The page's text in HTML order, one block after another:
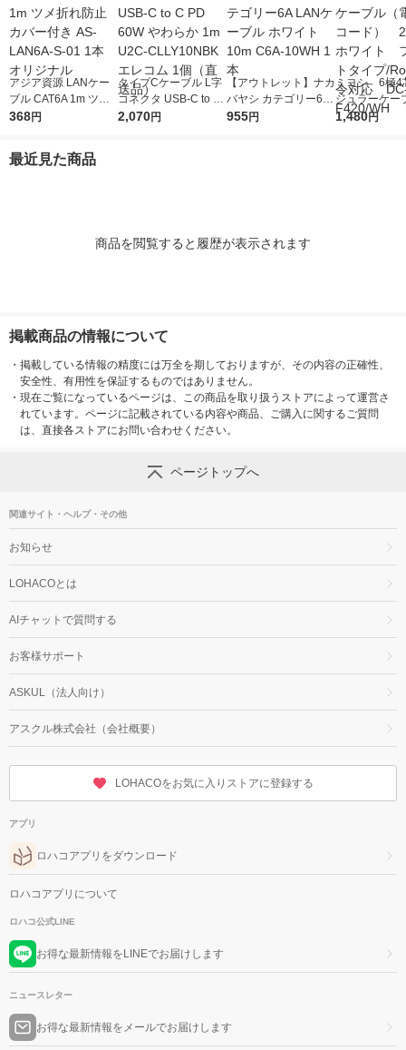
アジア資源 LANケー
ブル CAT6A 1m ツメ
折れ防止カバー付き A
368円
タイプCケーブル L字
コネクタ USB-C to C
PD 60W やわらか 1m
2,070円
【アウトレット】ナカ
バヤシ カテゴリー6A
LANケーブル ホワイ
955円
ミヨシ 6極4
ジュラーケー
話機コード
1,480円
最近見た商品
商品を閲覧すると履歴が表示されます
掲載商品の情報について
・ 掲載している情報の精度には万全を期しておりますが、その内容の正確性、
安全性、有用性を保証するものではありません。
・ 現在ご覧になっているページは、この商品を取り扱うストアによって運営さ
れています。ページに記載されている内容や商品、ご購入に関するご質問
は、直接各ストアにお問い合わせください。
ページトップへ
関連サイト・ヘルプ・その他
お知らせ
LOHACOとは
AIチャットで質問する
お客様サポート
ASKUL（法人向け）
アスクル株式会社（会社概要）
LOHACOをお気に入りストアに登録する
アプリ
ロハコアプリをダウンロード
ロハコアプリについて
ロハコ公式LINE
お得な最新情報をLINEでお届けします
ニュースレター
お得な最新情報をメールでお届けします